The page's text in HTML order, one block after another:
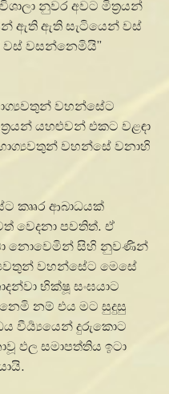
නුවර අවට මිත්‍රයන්
ඇති ඇති සැටියෙන් වස්
වස් වසන්නෙමියි”
වහන්සේට
යහළුවන් එකට වළඳා
වහන්සේ වනාහි
කෲර ආබාධයක්
වෙදනා පවතිත්. ඒ
නොවෙමින් සිහි නුවණින්
වහන්සේට මෙසේ
භික්ෂූ සංඝයාට
නම් එය මට සුදුසු
වීර්‍ය්‍යයෙන් දුරුකොට
ඵල සමාපත්තිය ඉටා